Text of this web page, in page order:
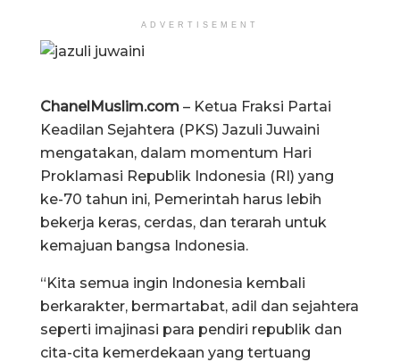
ADVERTISEMENT
ChanelMuslim.com – Ketua Fraksi Partai
Keadilan Sejahtera (PKS) Jazuli Juwaini
mengatakan, dalam momentum Hari
Proklamasi Republik Indonesia (RI) yang
ke-70 tahun ini, Pemerintah harus lebih
bekerja keras, cerdas, dan terarah untuk
kemajuan bangsa Indonesia.
“Kita semua ingin Indonesia kembali
berkarakter, bermartabat, adil dan sejahtera
seperti imajinasi para pendiri republik dan
cita-cita kemerdekaan yang tertuang